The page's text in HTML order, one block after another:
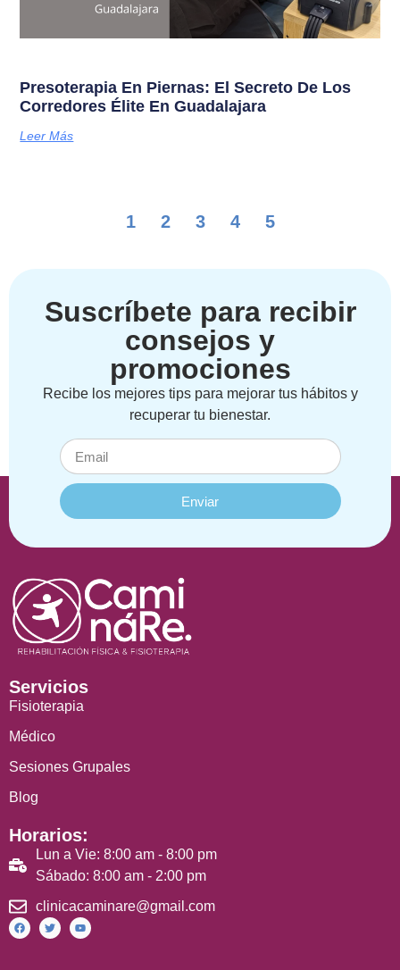
Presoterapia En Piernas: El Secreto De Los
Corredores Élite En Guadalajara
Leer Más
1 2 3 4 5
Suscríbete para recibir
consejos y
promociones
Recibe los mejores tips para mejorar tus hábitos y
recuperar tu bienestar.
Enviar
Servicios
Fisioterapia
Médico
Sesiones Grupales
Blog
Horarios:
Lun a Vie: 8:00 am - 8:00 pm
Sábado: 8:00 am - 2:00 pm
clinicacaminare@gmail.com